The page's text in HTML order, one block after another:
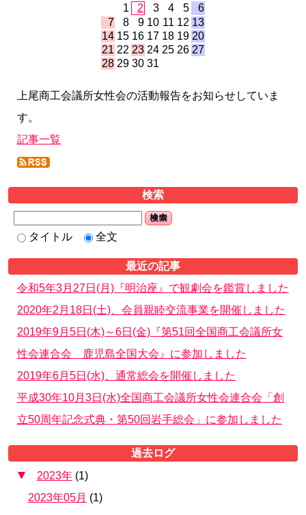
1
2 3 4 5
6
7
8 9 10 11 12 13
14 15 16 17 18 19 20
21 22 23 24 25 26 27
28 29 30 31
上尾商工会議所女性会の活動報告をお知らせしていま
す。
記事一覧
検索
検索
タイトル 全文
最近の記事
令和5年3月27日(月)『明治座』で観劇会を鑑賞しました
2020年2月18日(土)、会員親睦交流事業を開催しました
2019年9月5日(木)～6日(金)『第51回全国商工会議所女
性会連合会 鹿児島全国大会』に参加しました
2019年6月5日(水)、通常総会を開催しました
平成30年10月3日(水)全国商工会議所女性会連合会「創
立50周年記念式典・第50回岩手総会」に参加しました
過去ログ
2023年 (1)
2023年05月 (1)